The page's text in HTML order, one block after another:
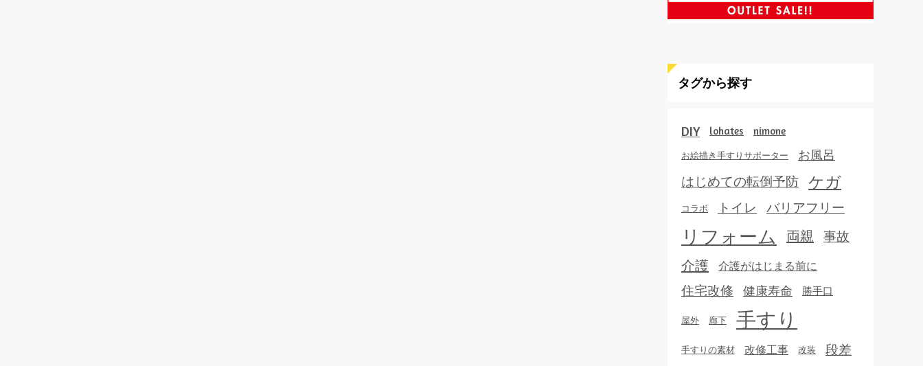
タグから探す
DIY lohates nimone
お絵描き手すりサポーター お風呂
はじめての転倒予防 ケガ
コラボ トイレ バリアフリー
リフォーム 両親 事故
介護 介護がはじまる前に
住宅改修 健康寿命 勝手口
屋外 廊下 手すり
手すりの素材 改修工事 改装 段差